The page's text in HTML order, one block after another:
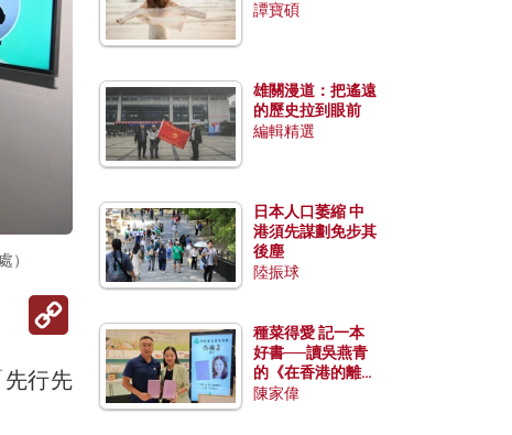
）
行先
譚寶碩
雄關漫道：把遙遠
的歷史拉到眼前
編輯精選
日本人口萎縮 中
港須先謀劃免步其
後塵
陸振球
種菜得愛 記一本
好書──讀吳燕青
的《在香港的離島
種菜》
陳家偉